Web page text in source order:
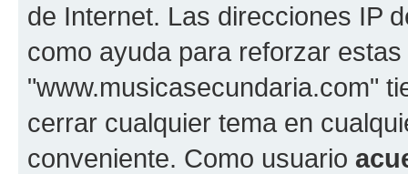
de Internet. Las direcciones IP
como ayuda para reforzar
"www.musicasecundaria.com"
cerrar cualquier tema en
conveniente. Como usuario